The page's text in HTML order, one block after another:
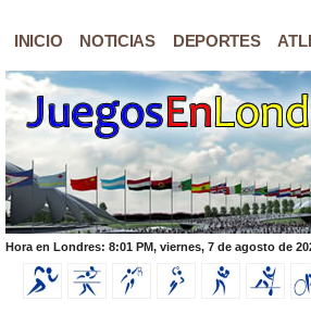
INICIO NOTICIAS DEPORTES
Hora en Londres: 8:01 PM, viernes, 7 de agosto de